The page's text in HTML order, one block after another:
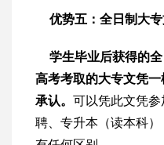
优势五：全日制大
学生毕业后获得的
高考考取的大专文凭
承认。 可以凭此文凭
聘、专升本（读本科